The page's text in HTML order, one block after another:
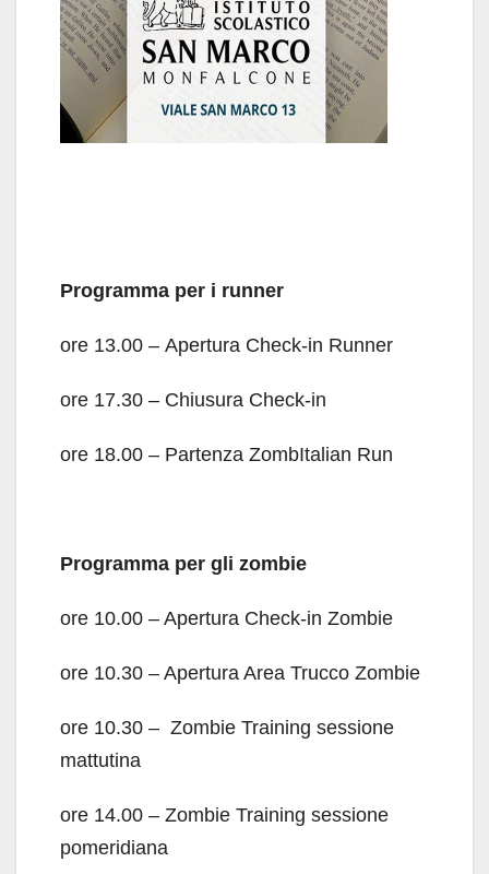
Programma per i runner
ore 13.00 – Apertura Check-in Runner
ore 17.30 – Chiusura Check-in
ore 18.00 – Partenza ZombItalian Run
Programma per gli zombie
ore 10.00 – Apertura Check-in Zombie
ore 10.30 – Apertura Area Trucco Zombie
ore 10.30 – Zombie Training sessione
mattutina
ore 14.00 – Zombie Training sessione
pomeridiana